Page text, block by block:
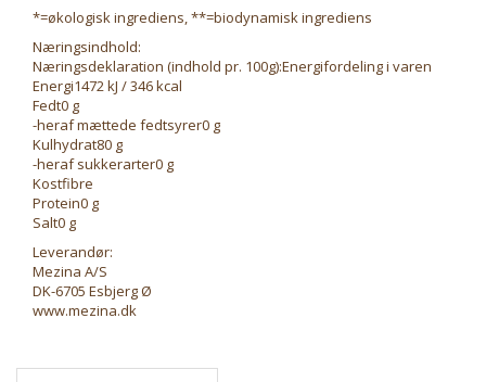
*=økologisk ingrediens, **=biodynamisk ingrediens
Næringsindhold:
Næringsdeklaration (indhold pr. 100g):Energifordeling i varen
Energi1472 kJ / 346 kcal
Fedt0 g
-heraf mættede fedtsyrer0 g
Kulhydrat80 g
-heraf sukkerarter0 g
Kostfibre
Protein0 g
Salt0 g
Leverandør:
Mezina A/S
DK-6705 Esbjerg Ø
www.mezina.dk